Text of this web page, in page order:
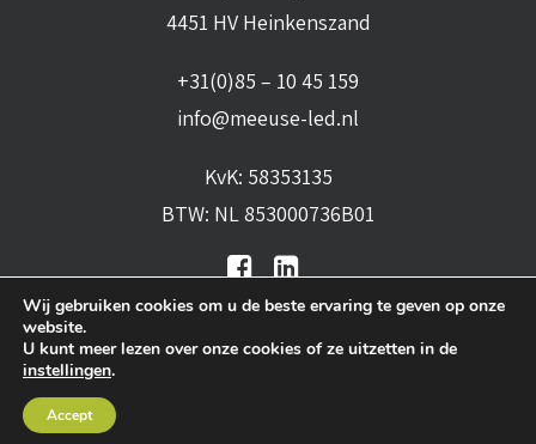
4451 HV Heinkenszand
+31(0)85 – 10 45 159
info@meeuse-led.nl
KvK: 58353135
BTW: NL 853000736B01
leveringsvoorwaarden
Wij gebruiken cookies om u de beste ervaring te geven op onze
website.
U kunt meer lezen over onze cookies of ze uitzetten in de
instellingen.
Accept